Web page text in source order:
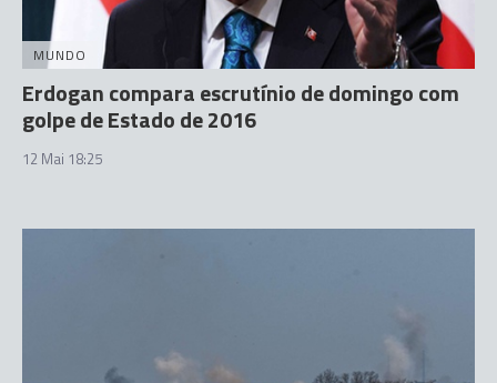
MUNDO
Erdogan compara escrutínio de domingo com
golpe de Estado de 2016
12 Mai 18:25